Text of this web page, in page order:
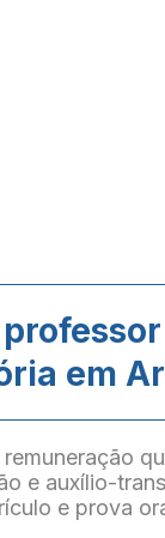
em
e auxílio-
e prova